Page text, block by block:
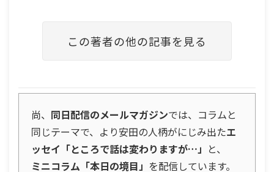
この著者の他の記事を見る
尚、 同日配信のメールマガジンでは、コラムと
同じテーマで、より安田の人柄がにじみ出たエ
ッセイ「ところで話は変わりますが…」 と、
ミニコラム「本日の境目」 を配信しています。